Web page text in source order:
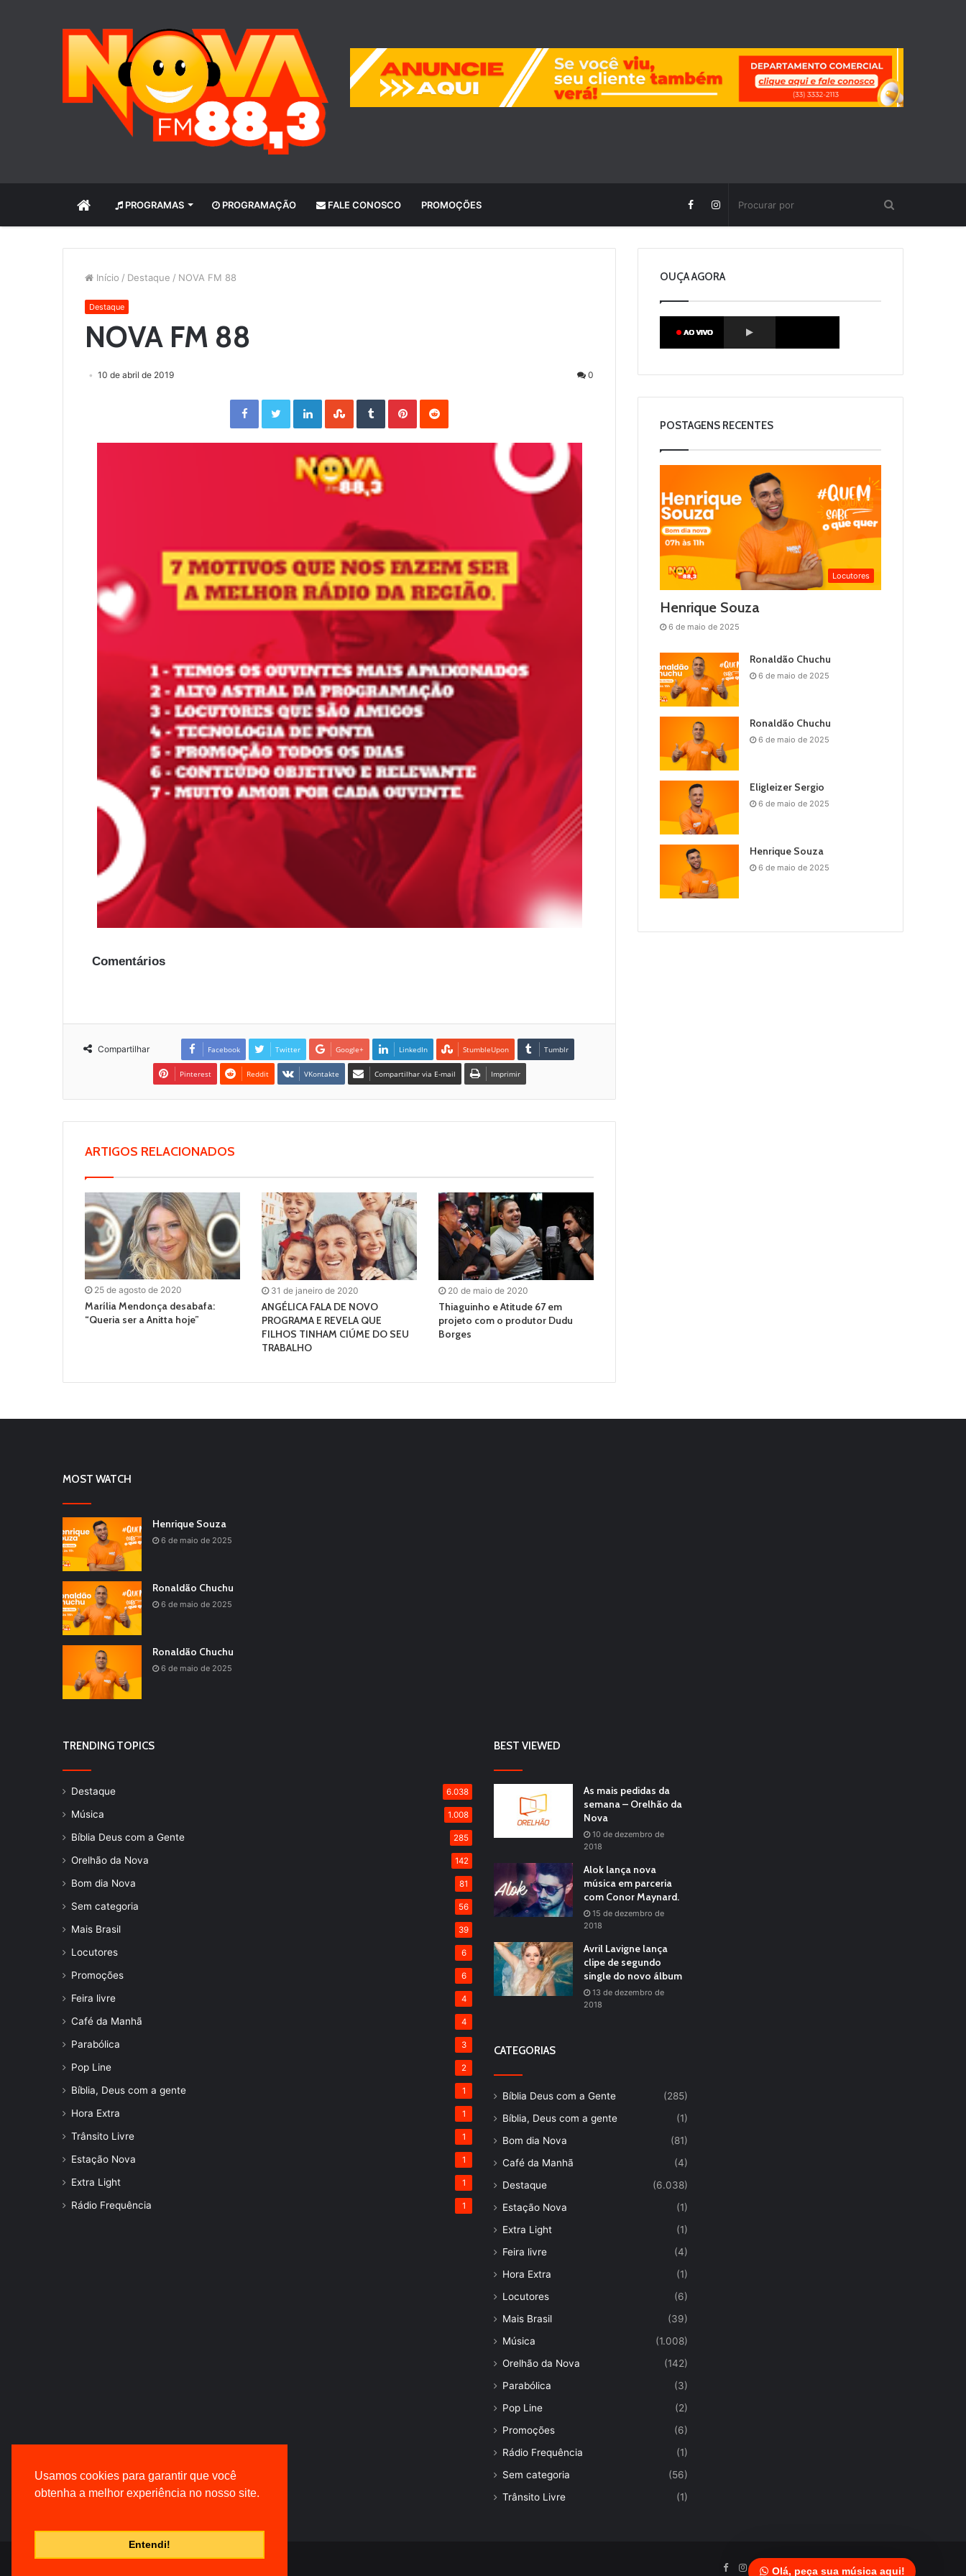
Usamos cookies para garantir que você
obtenha a melhor experiência no nosso site.
Entendi!
Olá, peça sua música aqui!
INÍCIO PROGRAMAS PROGRAMAÇÃO FALE CONOSCO PROMOÇÕES
Início / Destaque / NOVA FM 88
Destaque
NOVA FM 88
10 de abril de 2019 0
Facebook Twitter LinkedIn StumbleUpon Tumblr Pinterest
Comentários
Compartilhar Facebook Twitter Google+ LinkedIn StumbleUpon Tumblr
Pinterest Reddit VKontakte Compartilhar via E-mail Imprimir
ARTIGOS RELACIONADOS
25 de agosto de 2020
Marília Mendonça desabafa:
“Queria ser a Anitta hoje”
31 de janeiro de 2020
ANGÉLICA FALA DE NOVO
PROGRAMA E REVELA QUE
FILHOS TINHAM CIÚME DO SEU
TRABALHO
20 de maio de 2020
Thiaguinho e Atitude 67 em
projeto com o produtor Dudu
Borges
OUÇA AGORA
POSTAGENS RECENTES
Locutores
Henrique Souza
6 de maio de 2025
Ronaldão Chuchu
6 de maio de 2025
Ronaldão Chuchu
6 de maio de 2025
Eligleizer Sergio
6 de maio de 2025
Henrique Souza
6 de maio de 2025
MOST WATCH
Henrique Souza
6 de maio de 2025
Ronaldão Chuchu
6 de maio de 2025
Ronaldão Chuchu
6 de maio de 2025
TRENDING TOPICS
Destaque 6.038
Música 1.008
Bíblia Deus com a Gente 285
Orelhão da Nova 142
Bom dia Nova 81
Sem categoria 56
Mais Brasil 39
Locutores 6
Promoções 6
Feira livre 4
Café da Manhã 4
Parabólica 3
Pop Line 2
Bíblia, Deus com a gente 1
Hora Extra 1
Trânsito Livre 1
Estação Nova 1
Extra Light 1
Rádio Frequência 1
BEST VIEWED
As mais pedidas da
semana – Orelhão da
Nova
10 de dezembro de
2018
Alok lança nova
música em parceria
com Conor Maynard.
15 de dezembro de
2018
Avril Lavigne lança
clipe de segundo
single do novo álbum
13 de dezembro de
2018
CATEGORIAS
Bíblia Deus com a Gente
(285)
Bíblia, Deus com a gente
(1)
Bom dia Nova
(81)
Café da Manhã
(4)
Destaque
(6.038)
Estação Nova
(1)
Extra Light
(1)
Feira livre
(4)
Hora Extra
(1)
Locutores
(6)
Mais Brasil
(39)
Música
(1.008)
Orelhão da Nova
(142)
Parabólica
(3)
Pop Line
(2)
Promoções
(6)
Rádio Frequência
(1)
Sem categoria
(56)
Trânsito Livre
(1)